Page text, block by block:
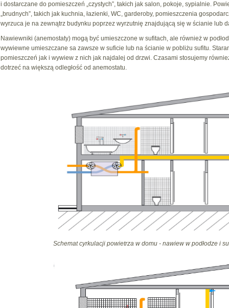
i dostarczane do pomieszczeń „czystych”, takich jak salon, pokoje, sypialnie.
„brudnych”, takich jak kuchnia, łazienki, WC, garderoby, pomieszczenia
wyrzuca je na zewnątrz budynku poprzez wyrzutnię znajdującą się w ścianie lub
Nawiewniki (anemostaty) mogą być umieszczone w sufitach, ale również w
wywiewne umieszczane sa zawsze w suficie lub na ścianie w pobliżu sufitu.
pomieszczeń jak i wywiew z nich jak najdalej od drzwi. Czasami stosujemy
dotrzeć na większą odległość od anemostatu.
Schemat cyrkulacji powietrza w domu - nawiew w podłodze i